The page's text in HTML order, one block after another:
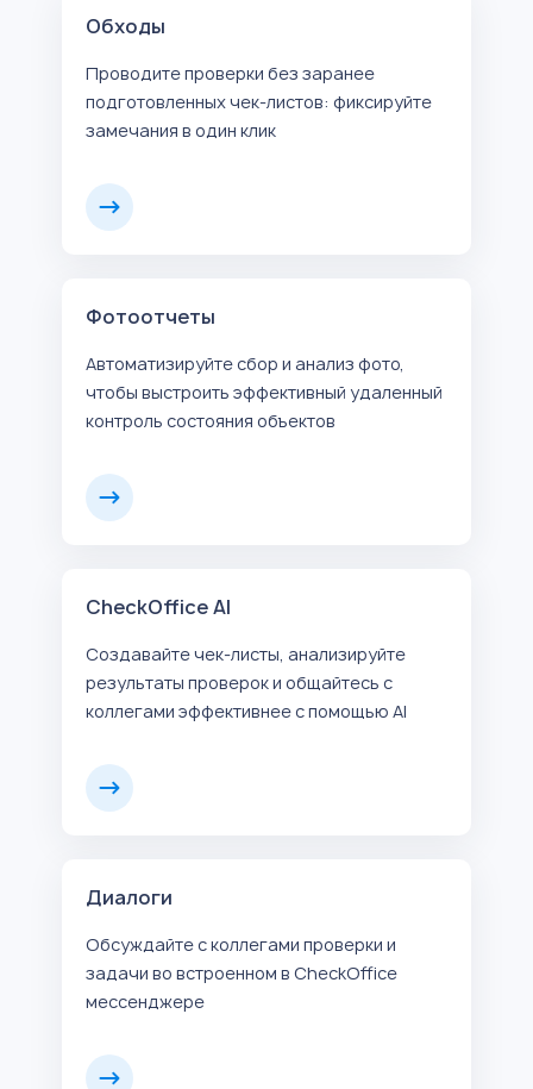
Обходы
Проводите проверки без заранее
подготовленных чек-листов: фиксируйте
замечания в один клик
Фотоотчеты
Автоматизируйте сбор и анализ фото,
чтобы выстроить эффективный удаленный
контроль состояния объектов
CheckOffice AI
Создавайте чек-листы, анализируйте
результаты проверок и общайтесь с
коллегами эффективнее с помощью AI
Диалоги
Обсуждайте с коллегами проверки и
задачи во встроенном в CheckOffice
мессенджере